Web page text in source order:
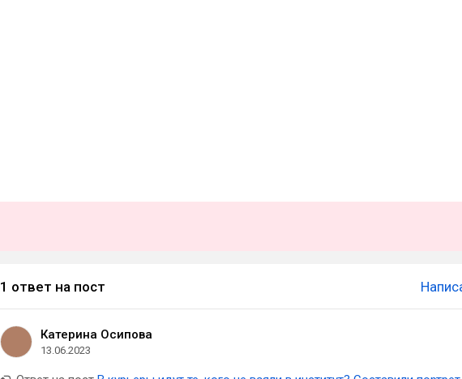
1 ответ на пост
Катерина Осипова
13.06.2023